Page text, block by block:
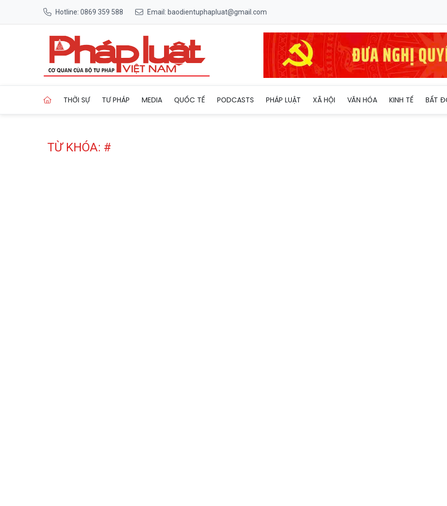
Hotline: 0869 359 588 Email: baodientuphapluat@gmail.com
THỜI SỰ TƯ PHÁP MEDIA QUỐC TẾ PODCASTS PHÁP LUẬT XÃ HỘI VĂN HÓA KINH TẾ BẤT
TỪ KHÓA: #